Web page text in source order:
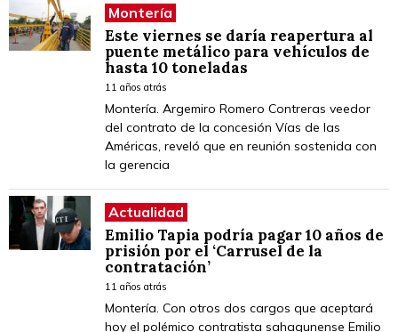
Montería
Este viernes se daría reapertura al
puente metálico para vehículos de
hasta 10 toneladas
11 años atrás
Montería. Argemiro Romero Contreras veedor
del contrato de la concesión Vías de las
Américas, reveló que en reunión sostenida con
la gerencia
Actualidad
Emilio Tapia podría pagar 10 años de
prisión por el ‘Carrusel de la
contratación’
11 años atrás
Montería. Con otros dos cargos que aceptará
hoy el polémico contratista sahagunense Emilio